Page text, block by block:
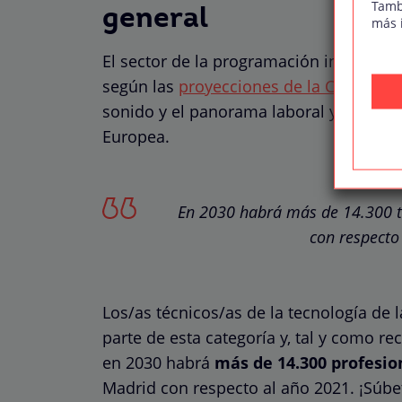
general
El sector de la programación
según las proyecciones de la CEDEFOP
sonido y el panorama laboral y en las
Europea.
En 2030 habrá más de 14.300
con
Los/as técnicos/as de la tecnología
parte de esta categoría y, tal y como
en 2030 habrá más de 14.300
Madrid con respecto al año 2021.
más